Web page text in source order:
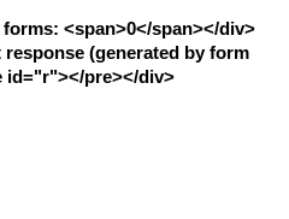
<span>0</span></div>
(generated by form
id="r"></pre></div>